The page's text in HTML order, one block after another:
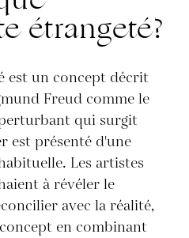
étrangeté?
est un concept décrit
Freud comme le
qui surgit
est présenté d'une
Les artistes
à révéler le
avec la réalité,
en combinant